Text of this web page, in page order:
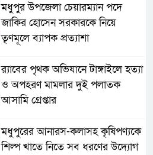
মধুপুর উপজেলা চেয়ারম্যান পদে
জাকির হোসেন সরকারকে নিয়ে
তৃণমূলে ব্যাপক প্রত্যাশা
র‌্যাবের পৃথক অভিযানে টাঙ্গাইলে হত্যা
ও অপহরণ মামলার দুই পলাতক
আসামি গ্রেপ্তার
মধুপুরের আনারস-কলাসহ কৃষিপণ্যকে
শিল্প খাতে নিতে সব ধরণের উদ্যোগ